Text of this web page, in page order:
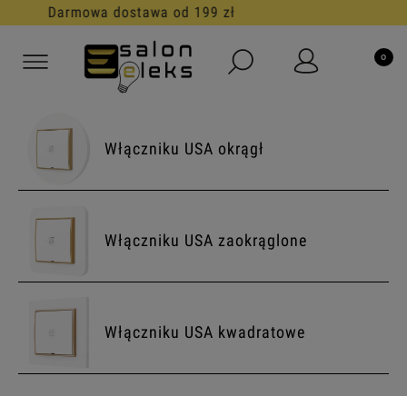
30 dni na darmowy zwrot
Włączniku USA okrągł
Włączniku USA zaokrąglone
Włączniku USA kwadratowe